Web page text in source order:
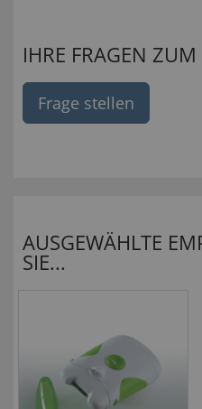
IHRE FRAGEN
Frage stellen
AUSGEWÄHLTE
SIE...